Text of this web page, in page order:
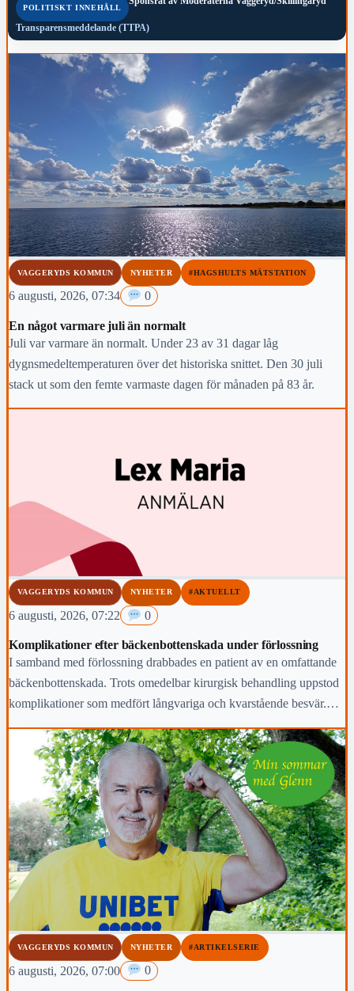
POLITISKT INNEHÅLL
Transparensmeddelande (TTPA)
VAGGERYDS KOMMUN NYHETER #HAGSHULTS MÄTSTATION
6 augusti, 2026, 07:34 0
En något varmare juli än normalt
Juli var varmare än normalt. Under 23 av 31 dagar låg
dygnsmedeltemperaturen över det historiska snittet. Den 30 juli
stack ut som den femte varmaste dagen för månaden på 83 år.
VAGGERYDS KOMMUN NYHETER #AKTUELLT
6 augusti, 2026, 07:22 0
Komplikationer efter bäckenbottenskada under förlossning
I samband med förlossning drabbades en patient av en omfattande
bäckenbottenskada. Trots omedelbar kirurgisk behandling uppstod
komplikationer som medfört långvariga och kvarstående besvär.
Region Jönköpings län anmäler händelsen för prövning enligt lex
Maria.
VAGGERYDS KOMMUN NYHETER #ARTIKELSERIE
6 augusti, 2026, 07:00 0